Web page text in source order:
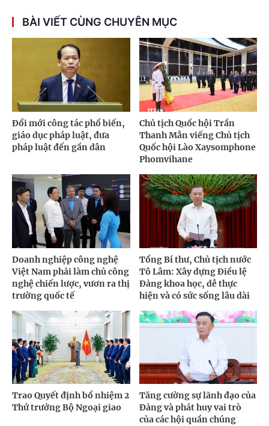
BÀI VIẾT CÙNG CHUYÊN MỤC
Đổi mới công tác phổ biến,
giáo dục pháp luật, đưa
pháp luật đến gần dân
Chủ tịch Quốc hội Trần
Thanh Mẫn viếng Chủ tịch
Quốc hội Lào Xaysomphone
Phomvihane
Doanh nghiệp công nghệ
Việt Nam phải làm chủ công
nghệ chiến lược, vươn ra thị
trường quốc tế
Tổng Bí thư, Chủ tịch nước
Tô Lâm: Xây dựng Điều lệ
Đảng khoa học, dễ thực
hiện và có sức sống lâu dài
Trao Quyết định bổ nhiệm 2
Thứ trưởng Bộ Ngoại giao
Tăng cường sự lãnh đạo của
Đảng và phát huy vai trò
của các hội quần chúng